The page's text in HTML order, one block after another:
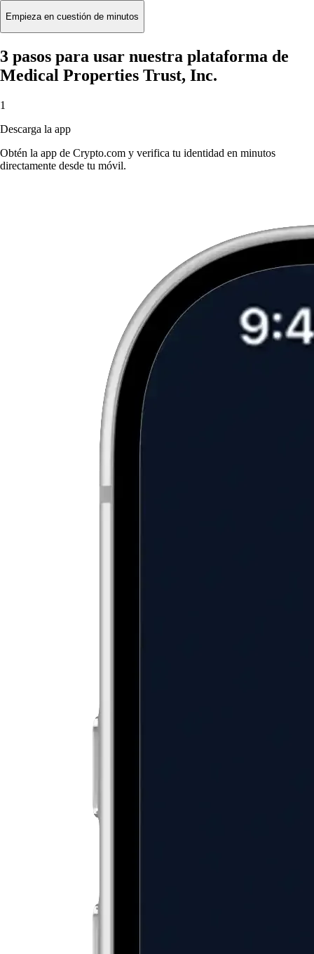
Empieza en cuestión de minutos
3 pasos para usar nuestra plataforma de
Medical Properties Trust, Inc.
1
Descarga la app
Obtén la app de Crypto.com y verifica tu identidad en minutos
directamente desde tu móvil.